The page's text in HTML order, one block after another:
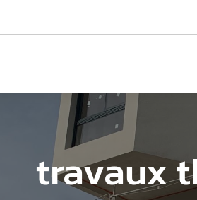
travaux